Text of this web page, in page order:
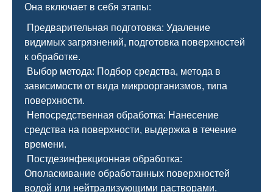
Она включает в себя этапы:
Предварительная подготовка: Удаление
видимых загрязнений, подготовка поверхностей
к обработке.
Выбор метода: Подбор средства, метода в
зависимости от вида микроорганизмов, типа
поверхности.
Непосредственная обработка: Нанесение
средства на поверхности, выдержка в течение
времени.
Постдезинфекционная обработка:
Ополаскивание обработанных поверхностей
водой или нейтрализующими растворами.